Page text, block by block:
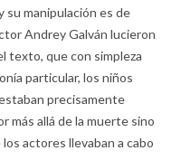
su manipulación es de
Andrey Galván lucieron
texto, que con simpleza
particular, los niños
precisamente
más allá de la muerte sino
actores llevaban a cabo